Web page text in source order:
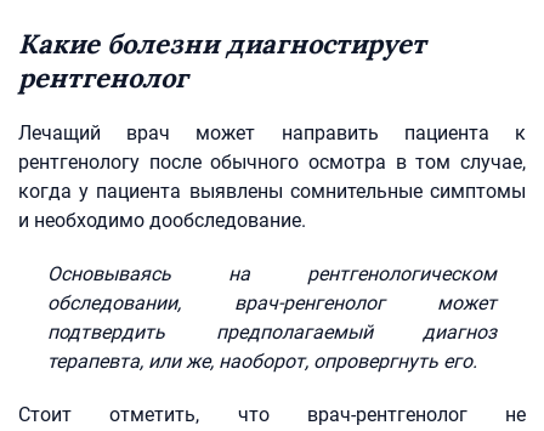
Какие болезни диагностирует
рентгенолог
Лечащий врач может направить пациента к
рентгенологу после обычного осмотра в том случае,
когда у пациента выявлены сомнительные симптомы
и необходимо дообследование.
Основываясь на рентгенологическом
обследовании, врач-ренгенолог может
подтвердить предполагаемый диагноз
терапевта, или же, наоборот, опровергнуть его.
Стоит отметить, что врач-рентгенолог не